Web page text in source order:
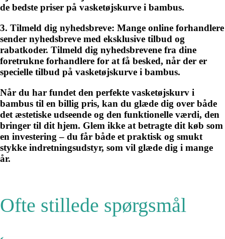
de bedste priser på vasketøjskurve i bambus.
3. Tilmeld dig nyhedsbreve: Mange online forhandlere
sender nyhedsbreve med eksklusive tilbud og
rabatkoder. Tilmeld dig nyhedsbrevene fra dine
foretrukne forhandlere for at få besked, når der er
specielle tilbud på vasketøjskurve i bambus.
Når du har fundet den perfekte vasketøjskurv i
bambus til en billig pris, kan du glæde dig over både
det æstetiske udseende og den funktionelle værdi, den
bringer til dit hjem. Glem ikke at betragte dit køb som
en investering – du får både et praktisk og smukt
stykke indretningsudstyr, som vil glæde dig i mange
år.
Ofte stillede spørgsmål